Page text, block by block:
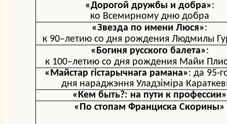
«Дорогой дружбы и добра»:
ко Всемирному дню добра
«Звезда по имени Люся»:
к 90–летию со дня рождения Людмилы
«Богиня русского балета»:
к 100–летию со дня рождения Майи
«Майстар гістарычнага рамана»: да 95-
дня нараджэння Уладзіміра
«Кем быть?: на пути к профессии»
«По стопам Франциска Скорины»